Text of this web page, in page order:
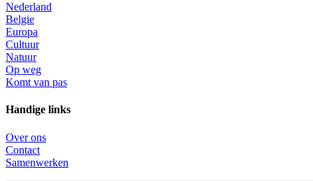
Nederland
Belgie
Europa
Cultuur
Natuur
Op weg
Komt van pas
Handige links
Over ons
Contact
Samenwerken